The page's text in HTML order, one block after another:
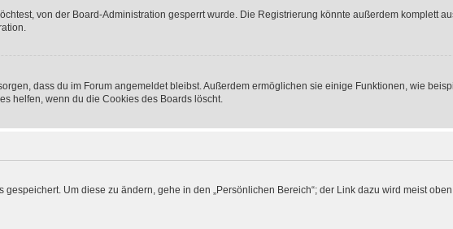
von der Board-Administration gesperrt wurde. Die Registrierung könnte außerdem komplett
dass du im Forum angemeldet bleibst. Außerdem ermöglichen sie einige Funktionen, wie
helfen, wenn du die Cookies des Boards löscht.
Um diese zu ändern, gehe in den „Persönlichen Bereich“; der Link dazu wird meist